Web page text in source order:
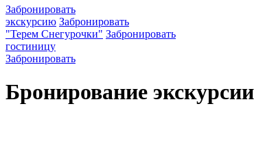
Забронировать
экскурсию Забронировать
"Терем Снегурочки" Забронировать
гостиницу
Забронировать
Бронирование экскурсии